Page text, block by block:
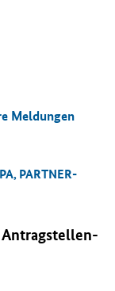
Mel­dun­gen
PART­NER­
An­trag­stel­len­